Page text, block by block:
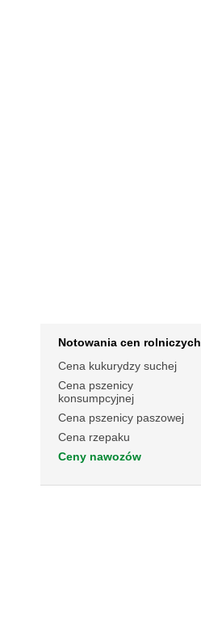
Notowania cen rolniczych
Cena kukurydzy suchej
Cena pszenicy
konsumpcyjnej
Cena pszenicy paszowej
Cena rzepaku
Ceny nawozów